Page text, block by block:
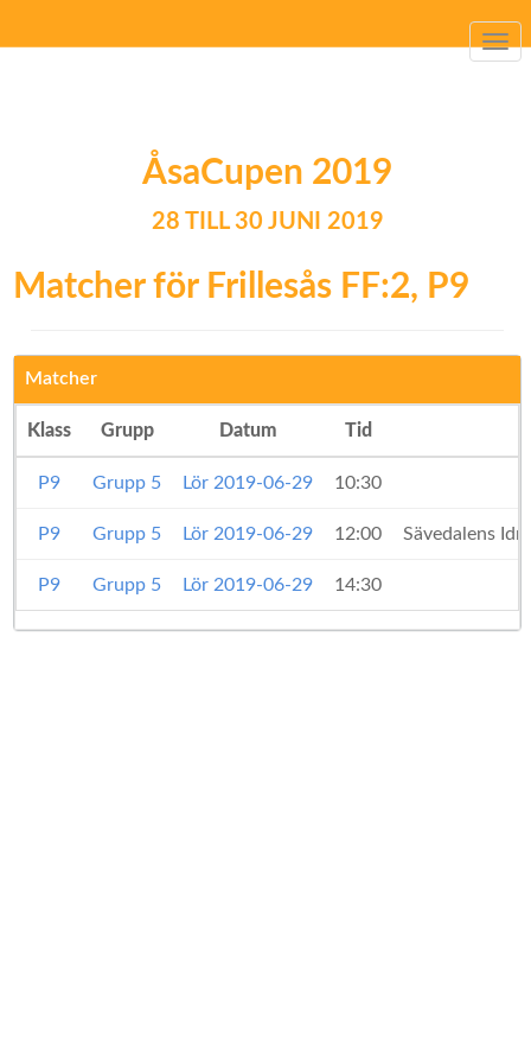
ÅsaCupen 2019
28 TILL 30 JUNI 2019
Matcher för Frillesås FF:2, P9
Matcher
Klass Grupp Datum Tid
P9 Grupp 5 Lör 2019-06-29 10:30
P9 Grupp 5 Lör 2019-06-29 12:00 Sävedalens
P9 Grupp 5 Lör 2019-06-29 14:30